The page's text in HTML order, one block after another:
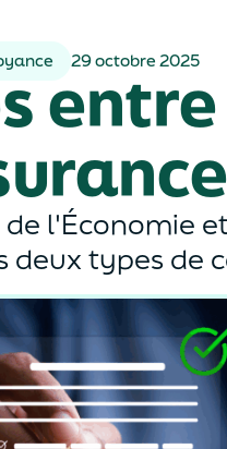
29 octobre 2025
l'Économie
deux types de